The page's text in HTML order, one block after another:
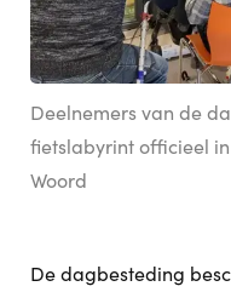
Deelnemers van de
fietslabyrint officieel
Woord
De dagbesteding